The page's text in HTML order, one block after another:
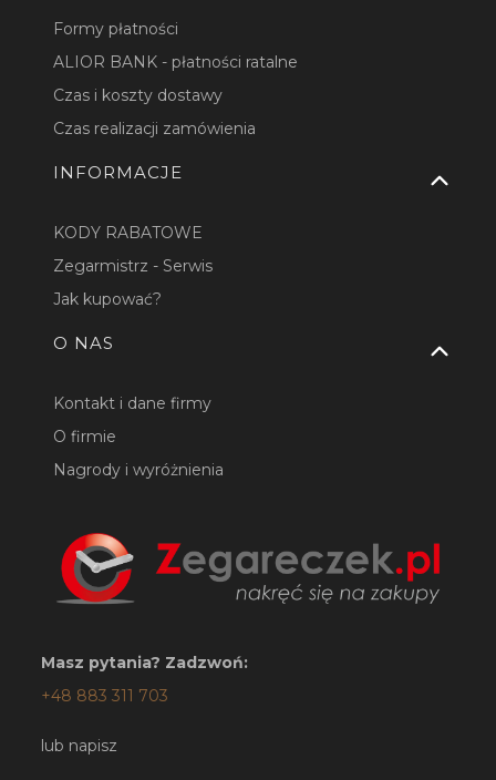
Formy płatności
ALIOR BANK - płatności ratalne
Czas i koszty dostawy
Czas realizacji zamówienia
INFORMACJE
KODY RABATOWE
Zegarmistrz - Serwis
Jak kupować?
O NAS
Kontakt i dane firmy
O firmie
Nagrody i wyróżnienia
Masz pytania? Zadzwoń:
+48 883 311 703
lub napisz